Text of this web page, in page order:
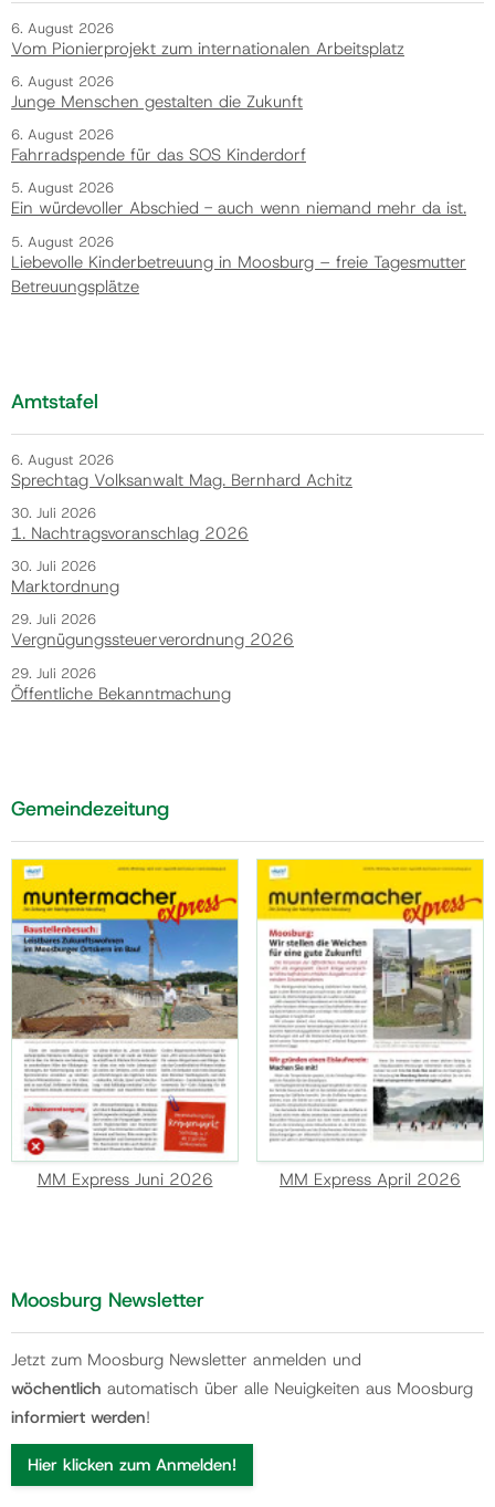
6. August 2026
Vom Pionierprojekt zum internationalen Arbeitsplatz
6. August 2026
Junge Menschen gestalten die Zukunft
6. August 2026
Fahrradspende für das SOS Kinderdorf
5. August 2026
Ein würdevoller Abschied - auch wenn niemand mehr da ist.
5. August 2026
Liebevolle Kinderbetreuung in Moosburg – freie Tagesmutter
Betreuungsplätze
Amtstafel
6. August 2026
Sprechtag Volksanwalt Mag. Bernhard Achitz
30. Juli 2026
1. Nachtragsvoranschlag 2026
30. Juli 2026
Marktordnung
29. Juli 2026
Vergnügungssteuerverordnung 2026
29. Juli 2026
Öffentliche Bekanntmachung
Gemeindezeitung
MM Express Juni 2026 MM Express April 2026
Moosburg Newsletter
Jetzt zum Moosburg Newsletter anmelden und
wöchentlich automatisch über alle Neuigkeiten aus Moosburg
informiert werden!
Hier klicken zum Anmelden!